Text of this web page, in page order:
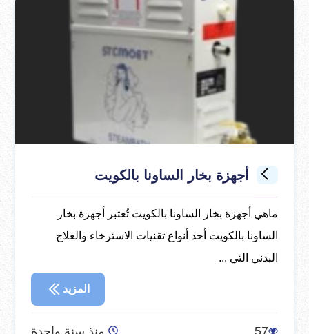
أجهزة بخار الساونا بالكويت
ماهي أجهزة بخار الساونا بالكويت تُعتبر أجهزة بخار
الساونا بالكويت أحد أنواع تقنيات الاسترخاء والعلاج
البدني التي ...
المزيد
57 منذ سنة واحدة